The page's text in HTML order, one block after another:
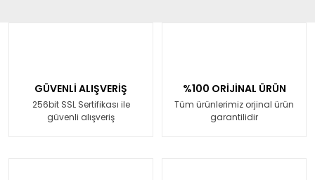
GÜVENLİ ALIŞVERİŞ
256bit SSL Sertifikası ile
güvenli alışveriş
%100 ORİJİNAL ÜRÜN
Tüm ürünlerimiz orjinal ürün
garantilidir